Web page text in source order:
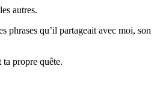
autres.
phrases qu’il partageait avec moi, son
propre quête.